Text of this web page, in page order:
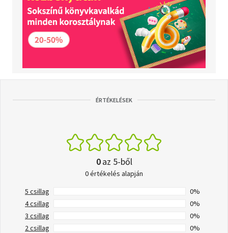
ÉRTÉKELÉSEK
0az 5-ből
0 értékelés alapján
5 csillag
0%
4 csillag
0%
3 csillag
0%
2 csillag
0%